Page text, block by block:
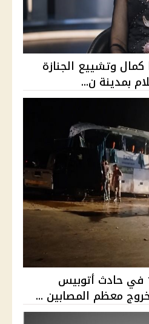
كمال وتشييع الجنازة
بمدينة ن...
وفاة طفل وإصابة 13 في حادث أتوبيس
معظم المصابين ...